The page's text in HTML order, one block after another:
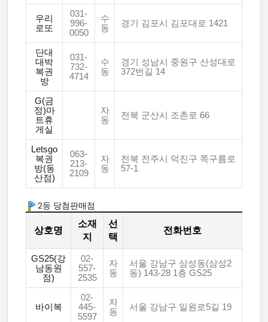
우리
로또
031-
996-
0050
수
동
경기 김포시 김포대로 1421
단대
대박
복권
방
031-
732-
4714
수
동
경기 성남시 중원구 산성대로
372번길 14
G(금
정)마
트휴
게실
자
동
전북 군산시 조촌로 66
Letsgo
복권
방(동
산점)
063-
213-
2109
자
동
전북 전주시 덕진구 쪽구름로
57-1
2등 당첨판매점
상호명
소재
지
선
택
전화번호
GS25(강
남동원
점)
02-
557-
2535
자
동
서울 강남구 삼성동(삼성2
동) 143-28 1층 GS25
바이복
02-
445-
5597
자
동
서울 강남구 일원로5길 19